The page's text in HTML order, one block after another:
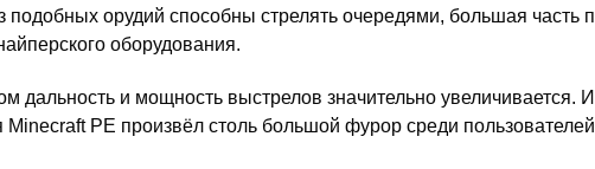
подобных орудий способны стрелять очередями, большая часть
оборудования.
дальность и мощность выстрелов значительно увеличивается.
Minecraft PE произвёл столь большой фурор среди